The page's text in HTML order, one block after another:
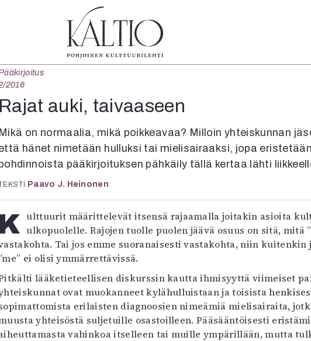
4/2026
2–3/2026
1/2026
6/2025
5/2025 saame
5/2025
Lehtiarkisto
Yhteistyössä
Toimitus
Mediatiedot
Kaltio ry
2016
Rajat auki, taivaaseen
Mikä on normaalia, mikä poikkeavaa? Milloin yhteiskunnan
hänet nimetään hulluksi tai mielisairaaksi, jopa
pääkirjoituksen pähkäily tällä kertaa lähti
Paavo J. Heinonen
rajaamalla joitakin asioita kulttuurisen normaaliuden ulkopuolelle. Rajojen tuolle puolen jäävä osuus on sitä, mitä
Tai jos emme suoranaisesti vastakohta, niin
ei olisi ymmärrettävissä.
lääketieteellisen diskurssin kautta ihmisyyttä viimeiset
ovat muokanneet kylähulluistaan ja toisista
erilaisten diagnoosien nimeämiä mielisairaita,
yhteisöstä suljetuille osastoilleen. Pääsääntöisesti
vahinkoa itselleen tai muille ympärillään, mutta